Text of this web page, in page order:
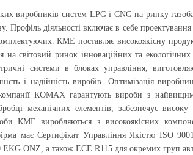
виробників систем LPG і CNG на ринку
Профіль діяльності включає в себе
КМЕ поставляє високоякісну
світовий ринок інноваційних та
системи в блоках управління,
і надійність виробів. Оптимізація
КОМАХ гарантують вироби з
механічних елементів, забезпечує високу
КМЕ виробляються з високоякісних
має Сертифікат Управління Якістю ISO
ONZ, а також ЕСЕ R115 для окремих груп